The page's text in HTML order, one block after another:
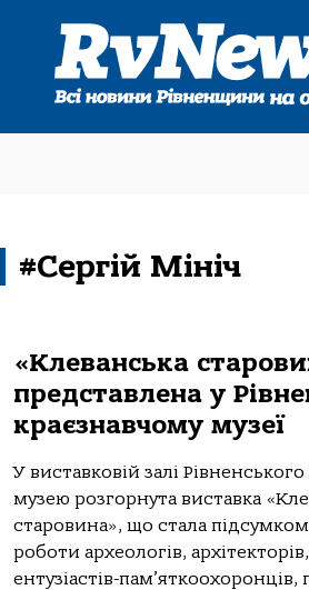
#Сергій Мініч
«Клеванська
представлена у
краєзнавчому музеї
У виставковій залі
музею розгорнута виставка
старовина», що стала підсумком
роботи археологів,
ентузіастів-пам’яткоохоронців,